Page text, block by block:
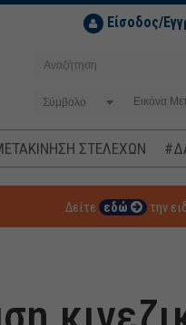
Είσοδος/
Σύμβολο
ΣΤΕΛΕΧΩΝ
Δείτε εδώ την